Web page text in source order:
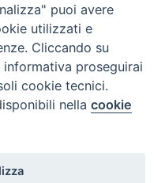
puoi avere
utilizzati e
Cliccando su
proseguirai
cookie tecnici.
nellacookie